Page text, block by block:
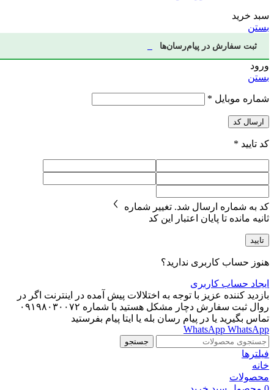
سبد خرید
بستن
ثبت سفارش در پیام‌رسان‌ها
ورود
بستن
شماره موبایل *
ارسال کد
کد تایید *
کد به شماره ارسال شد. تغییر شماره
ثانیه مانده تا پایان اعتبار این کد
تایید
هنوز حساب کاربری ندارید؟
ایجاد حساب کاربری
بازدید کننده عزیز با توجه به اختلالات پیش آمده در اینترنت اگر در
روال ثبت سفارش دچار مشکل هستید با شماره ۰۹۱۹۸۰۳۰۰۷۲
تماس بگیرید یا در پیام رسان بله یا ایتا پیام بفرستید
WhatsApp WhatsApp
جستجو
فیلترها
خانه
محصولات